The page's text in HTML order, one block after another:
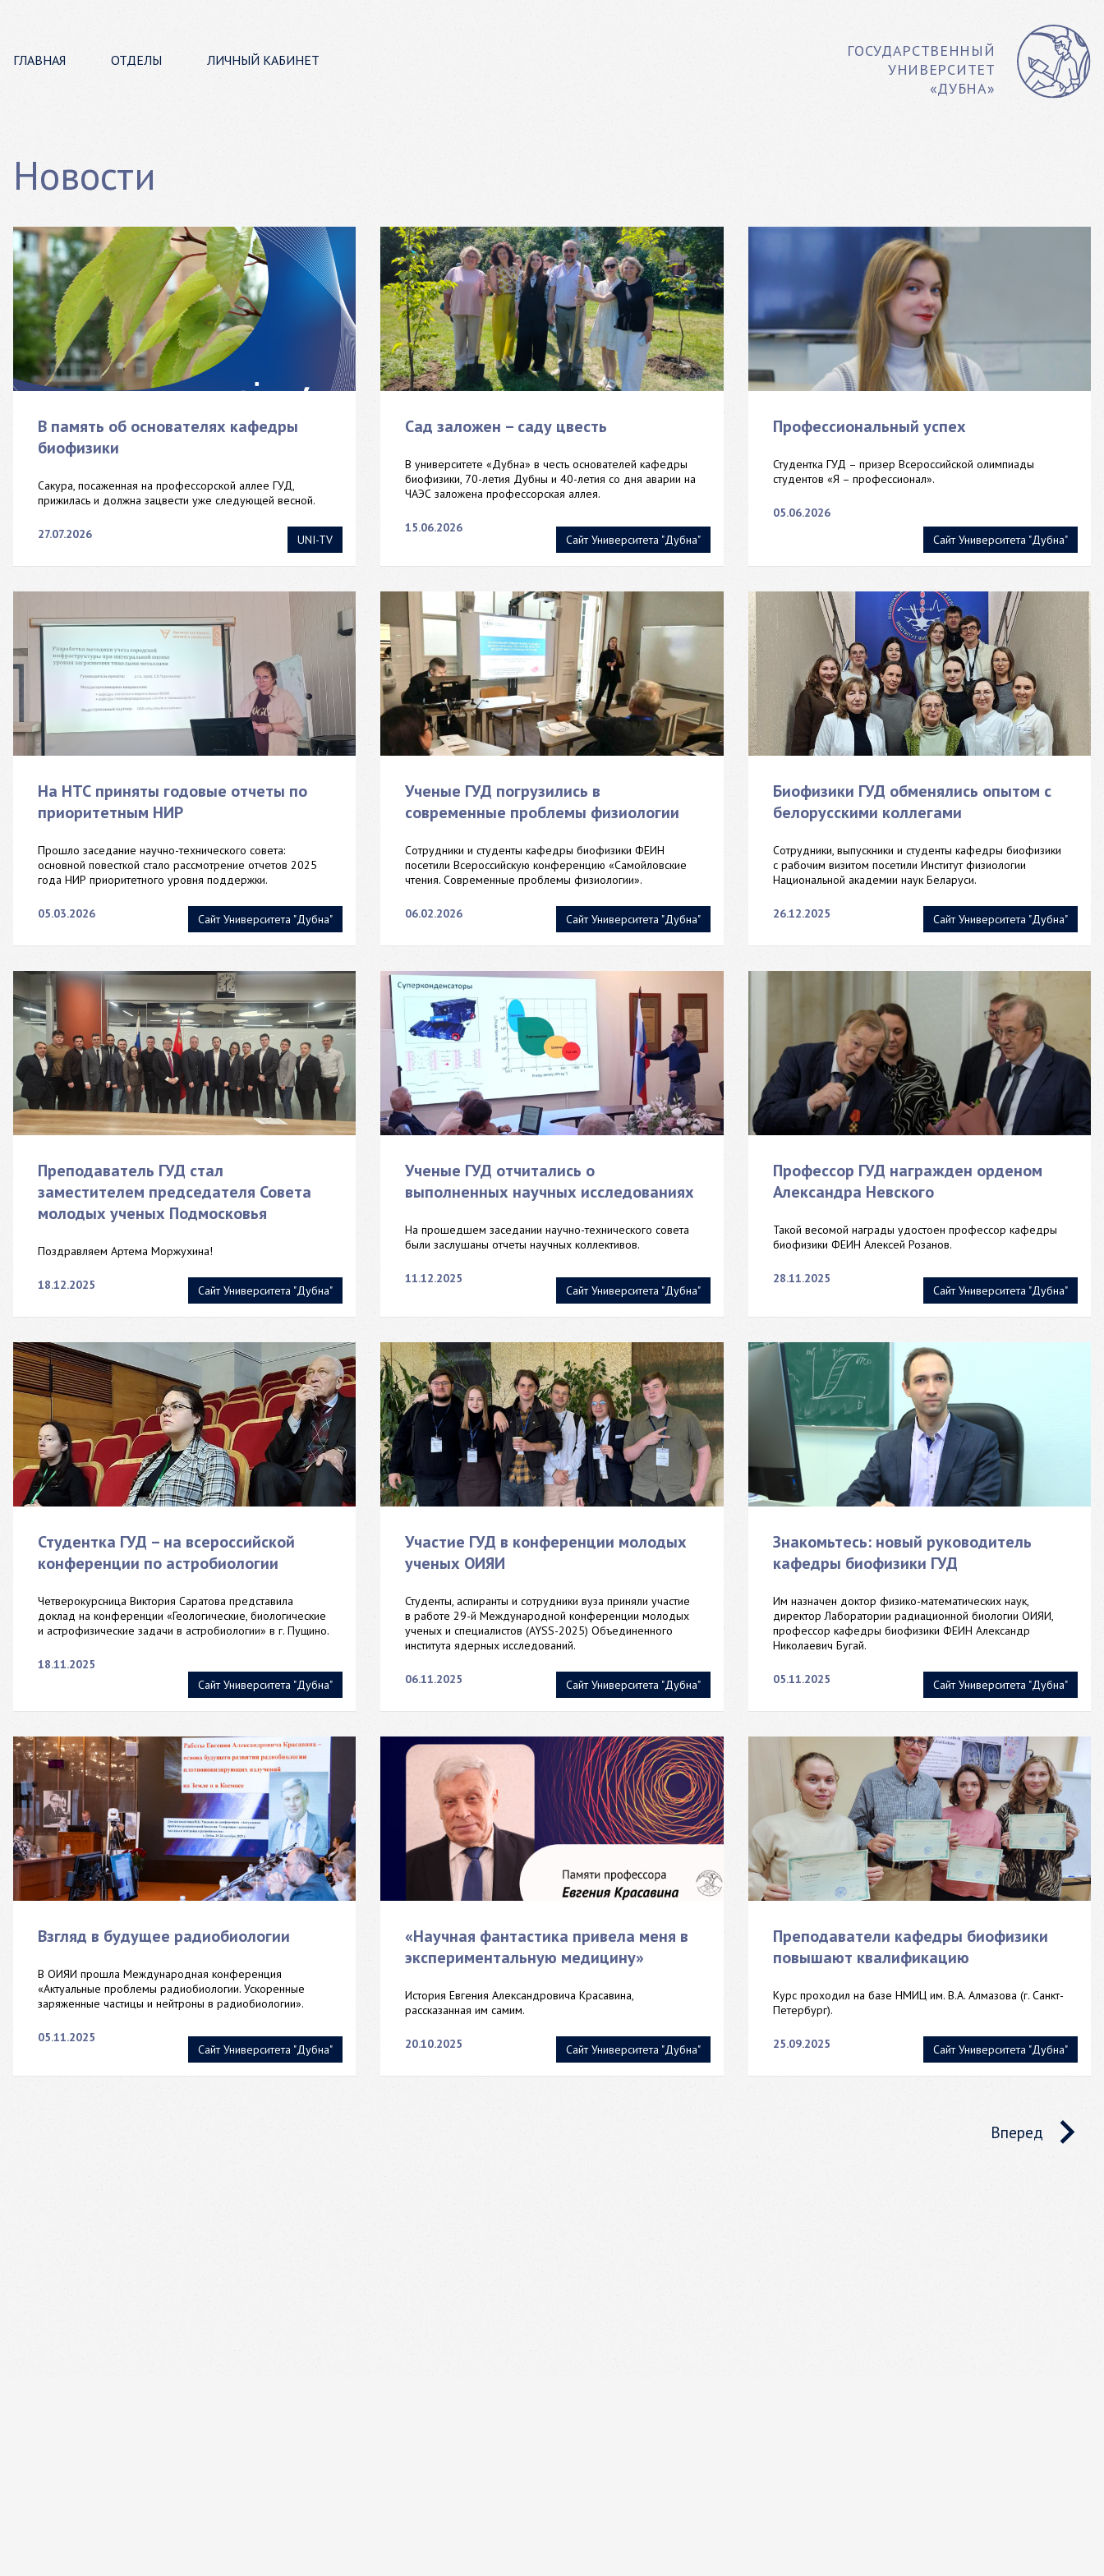
ГЛАВНАЯ ОТДЕЛЫ ЛИЧНЫЙ КАБИНЕТ
ГОСУДАРСТВЕННЫЙ
УНИВЕРСИТЕТ
«ДУБНА»
Новости
UNI-TV
В память об основателях кафедры
биофизики
Сакура, посаженная на профессорской аллее ГУД,
прижилась и должна зацвести уже следующей весной.
27.07.2026 Сайт Университета "Дубна"
Сад заложен – саду цвесть
В университете «Дубна» в честь основателей кафедры
биофизики, 70-летия Дубны и 40-летия со дня аварии на
ЧАЭС заложена профессорская аллея.
15.06.2026
Сайт Университета "Дубна"
Профессиональный успех
Студентка ГУД – призер Всероссийской олимпиады
студентов «Я – профессионал».
05.06.2026
Сайт Университета "Дубна"
На НТС приняты годовые отчеты по
приоритетным НИР
Прошло заседание научно-технического совета:
основной повесткой стало рассмотрение отчетов 2025
года НИР приоритетного уровня поддержки.
05.03.2026 Сайт Университета "Дубна"
Ученые ГУД погрузились в
современные проблемы физиологии
Сотрудники и студенты кафедры биофизики ФЕИН
посетили Всероссийскую конференцию «Самойловские
чтения. Современные проблемы физиологии».
06.02.2026 Сайт Университета "Дубна"
Биофизики ГУД обменялись опытом с
белорусскими коллегами
Сотрудники, выпускники и студенты кафедры биофизики
с рабочим визитом посетили Институт физиологии
Национальной академии наук Беларуси.
26.12.2025
Сайт Университета "Дубна"
Преподаватель ГУД стал
заместителем председателя Совета
молодых ученых Подмосковья
Поздравляем Артема Моржухина!
18.12.2025 Сайт Университета "Дубна"
Ученые ГУД отчитались о
выполненных научных исследованиях
На прошедшем заседании научно-технического совета
были заслушаны отчеты научных коллективов.
11.12.2025
Сайт Университета "Дубна"
Профессор ГУД награжден орденом
Александра Невского
Такой весомой награды удостоен профессор кафедры
биофизики ФЕИН Алексей Розанов.
28.11.2025
Сайт Университета "Дубна"
Студентка ГУД – на всероссийской
конференции по астробиологии
Четверокурсница Виктория Саратова представила
доклад на конференции «Геологические, биологические
и астрофизические задачи в астробиологии» в г. Пущино.
18.11.2025
Сайт Университета "Дубна"
Участие ГУД в конференции молодых
ученых ОИЯИ
Студенты, аспиранты и сотрудники вуза приняли участие
в работе 29-й Международной конференции молодых
ученых и специалистов (AYSS-2025) Объединенного
института ядерных исследований.
06.11.2025 Сайт Университета "Дубна"
Знакомьтесь: новый руководитель
кафедры биофизики ГУД
Им назначен доктор физико-математических наук,
директор Лаборатории радиационной биологии ОИЯИ,
профессор кафедры биофизики ФЕИН Александр
Николаевич Бугай.
05.11.2025
Сайт Университета "Дубна"
Взгляд в будущее радиобиологии
В ОИЯИ прошла Международная конференция
«Актуальные проблемы радиобиологии. Ускоренные
заряженные частицы и нейтроны в радиобиологии».
05.11.2025
Сайт Университета "Дубна"
«Научная фантастика привела меня в
экспериментальную медицину»
История Евгения Александровича Красавина,
рассказанная им самим.
20.10.2025 Сайт Университета "Дубна"
Преподаватели кафедры биофизики
повышают квалификацию
Курс проходил на базе НМИЦ им. В.А. Алмазова (г. Санкт-
Петербург).
25.09.2025
Вперед